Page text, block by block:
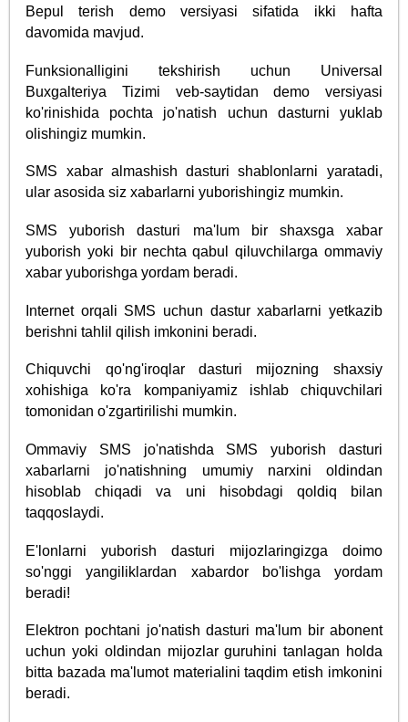
Bepul terish demo versiyasi sifatida ikki hafta
davomida mavjud.
Funksionalligini tekshirish uchun Universal
Buxgalteriya Tizimi veb-saytidan demo versiyasi
ko'rinishida pochta jo'natish uchun dasturni yuklab
olishingiz mumkin.
SMS xabar almashish dasturi shablonlarni yaratadi,
ular asosida siz xabarlarni yuborishingiz mumkin.
SMS yuborish dasturi ma'lum bir shaxsga xabar
yuborish yoki bir nechta qabul qiluvchilarga ommaviy
xabar yuborishga yordam beradi.
Internet orqali SMS uchun dastur xabarlarni yetkazib
berishni tahlil qilish imkonini beradi.
Chiquvchi qo'ng'iroqlar dasturi mijozning shaxsiy
xohishiga ko'ra kompaniyamiz ishlab chiquvchilari
tomonidan o'zgartirilishi mumkin.
Ommaviy SMS jo'natishda SMS yuborish dasturi
xabarlarni jo'natishning umumiy narxini oldindan
hisoblab chiqadi va uni hisobdagi qoldiq bilan
taqqoslaydi.
E'lonlarni yuborish dasturi mijozlaringizga doimo
so'nggi yangiliklardan xabardor bo'lishga yordam
beradi!
Elektron pochtani jo'natish dasturi ma'lum bir abonent
uchun yoki oldindan mijozlar guruhini tanlagan holda
bitta bazada ma'lumot materialini taqdim etish imkonini
beradi.